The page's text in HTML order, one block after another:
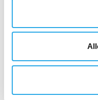
AMG
für 2022